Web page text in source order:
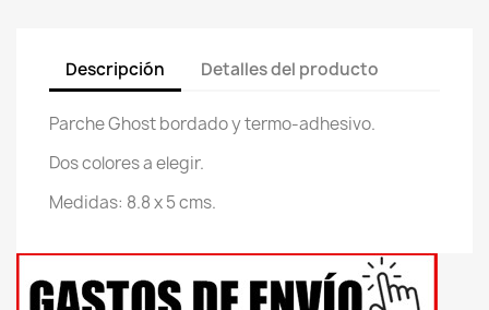
Descripción Detalles del producto
Parche Ghost bordado y termo-adhesivo.
Dos colores a elegir.
Medidas: 8.8 x 5 cms.